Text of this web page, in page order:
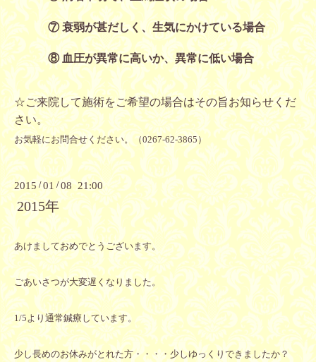
⑦ 衰弱が甚だしく、生気にかけている場合
⑧ 血圧が異常に高いか、異常に低い場合
☆ご来院して施術をご希望の場合はその旨お知らせくだ
さい。
お気軽にお問合せください。（0267-62-3865）
2015/01 /08 21:00
2015年
あけましておめでとうございます。
ごあいさつが大変遅くなりました。
1/5より通常鍼療しています。
少し長めのお休みがとれた方・・・・少しゆっくりできましたか？